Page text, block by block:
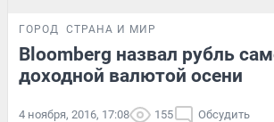
ГОРОД СТРАНА И МИР
Bloomberg назвал рубль
доходной валютой осени
4 ноября, 2016, 17:08 155 Обсудить